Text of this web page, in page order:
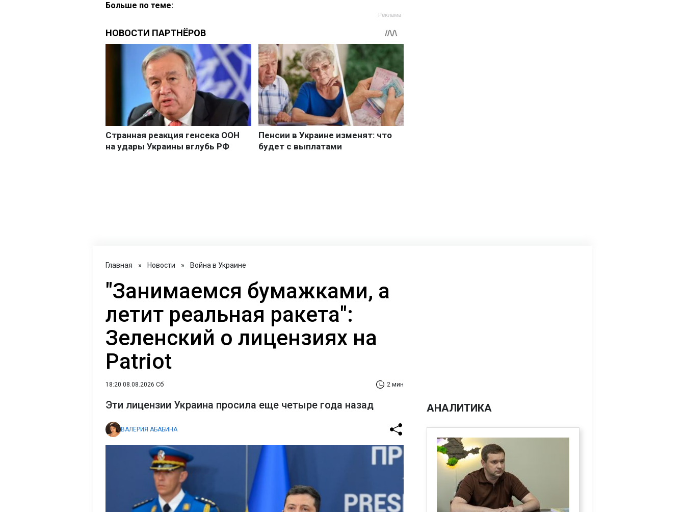
Больше по теме:
Главная » Новости » Война в Украине
"Занимаемся бумажками, а
летит реальная ракета":
Зеленский о лицензиях на
Patriot
18:20 08.08.2026 Сб 2 мин
Эти лицензии Украина просила еще четыре года назад
ВАЛЕРИЯ АБАБИНА
АНАЛИТИКА